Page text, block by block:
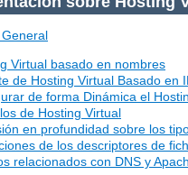
Virtual basado en nombres
de Hosting Virtual Basado en
de forma Dinámica el
de Hosting Virtual
en profundidad sobre los
de los descriptores de
relacionados con DNS y